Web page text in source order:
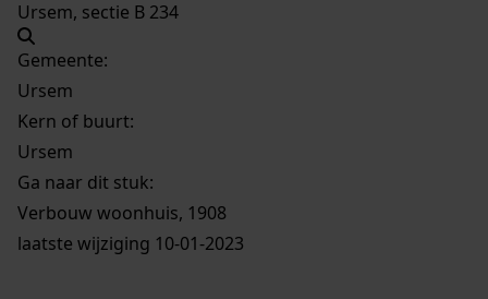
Ursem, sectie B 234
Gemeente:
Ursem
Kern of buurt:
Ursem
Ga naar dit stuk:
Verbouw woonhuis, 1908
laatste wijziging 10-01-2023